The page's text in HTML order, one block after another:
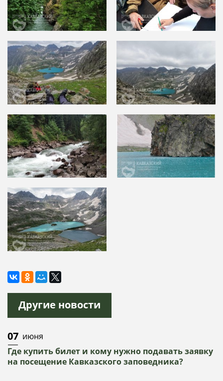
Другие новости
07 июня
Где купить билет и кому нужно подавать заявку
на посещение Кавказского заповедника?